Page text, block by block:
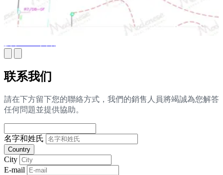
联系我们
請在下方留下您的聯絡方式，我們的銷售人員將竭誠為您解答
任何問題並提供協助。
名字和姓氏
Country
City
E-mail